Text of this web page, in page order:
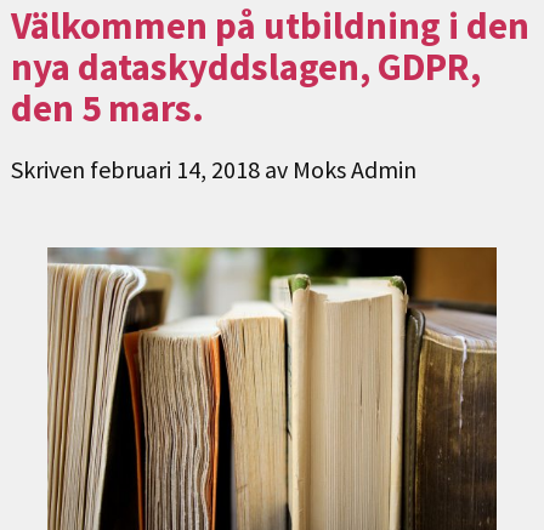
Välkommen på utbildning i den
nya dataskyddslagen, GDPR,
den 5 mars.
Skriven februari 14, 2018 av Moks Admin